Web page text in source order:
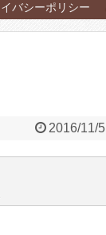
バシーポリシー
2016/11/5